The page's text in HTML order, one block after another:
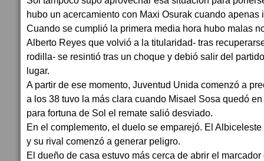
hubo un acercamiento con Maxi Osurak cuando apenas
Cuando se cumplió la primera media hora hubo malas
Alberto Reyes que volvió a la titularidad- tras
rodilla- se resintió tras un choque y debió salir del
lugar.
A partir de ese momento, Juventud Unida comenzó a
a los 38 tuvo la más clara cuando Misael Sosa quedó
para fortuna de Sol el remate salió desviado.
En el complemento, el duelo se emparejó. El
y su rival comenzó a generar peligro.
El dueño de casa estuvo más cerca de abrir el